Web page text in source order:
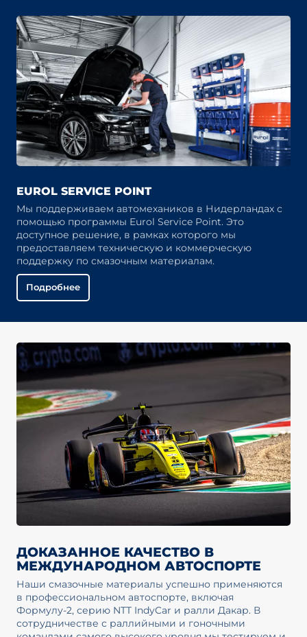
EUROL SERVICE POINT
Мы поддерживаем автомехаников в Нидерландах с
помощью программы Eurol Service Point. Это
доступное решение, в рамках которого мы
предоставляем техническую и коммерческую
поддержку по смазочным материалам.
Подробнее
ДОКАЗАННОЕ КАЧЕСТВО В
МЕЖДУНАРОДНОМ АВТОСПОРТЕ
Наши смазочные материалы успешно применяются
в профессиональном автоспорте, включая
Формулу-2, серию NTT IndyCar и ралли Дакар. В
сотрудничестве с раллийными и гоночными